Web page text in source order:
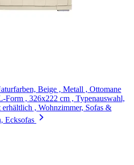
Beige , Metall , Ottomane
Form , 326x222 cm , Typenauswahl,
, Wohnzimmer, Sofas &
Ecksofas